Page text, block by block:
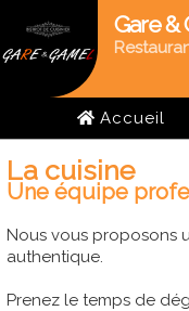
Gare &
Accueil
La cuisine
Une équipe
Nous vous proposons
authentique.
Prenez le temps de